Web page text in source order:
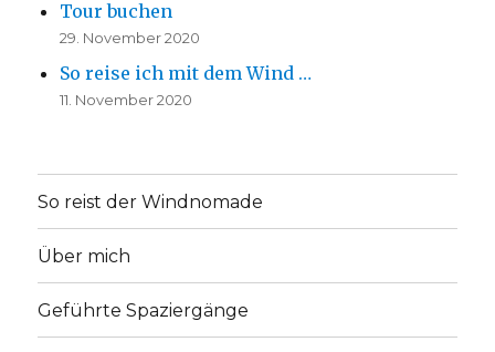
Tour buchen
29. November 2020
So reise ich mit dem Wind …
11. November 2020
So reist der Windnomade
Über mich
Geführte Spaziergänge